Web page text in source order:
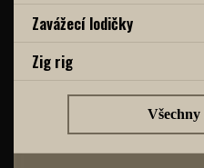
Zavážecí lodičky
Zig rig
Všechny